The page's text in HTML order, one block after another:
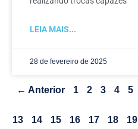
LEIA MAIS...
28 de fevereiro de 2025
← Anterior 1 2 3 4 5
13 14 15 16 17 18 19